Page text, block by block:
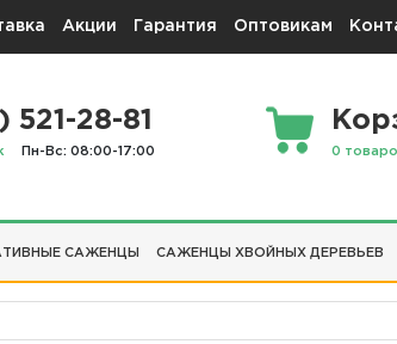
Акции Гарантия Оптовикам
521-28-81
Пн-Вс: 08:00-17:00 0
САЖЕНЦЫ САЖЕНЦЫ ХВОЙНЫХ ДЕРЕВЬЕВ